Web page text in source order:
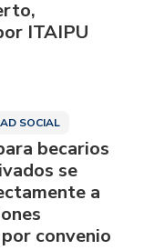
ITAIPU
SOCIAL
becarios
se
a
convenio